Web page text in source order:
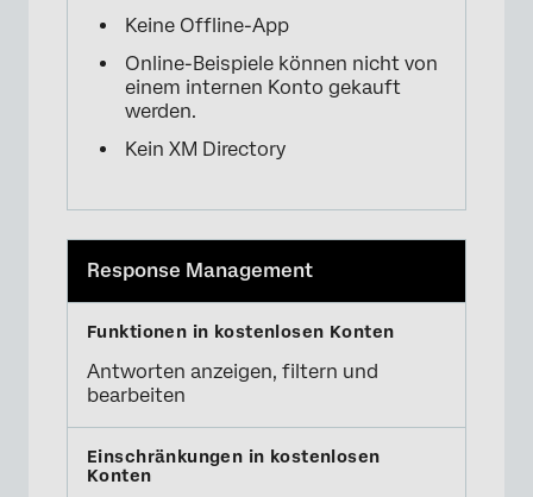
Keine Offline-App
Online-Beispiele können nicht von
einem internen Konto gekauft
werden.
Kein XM Directory
Response Management
Antworten anzeigen, filtern und
bearbeiten